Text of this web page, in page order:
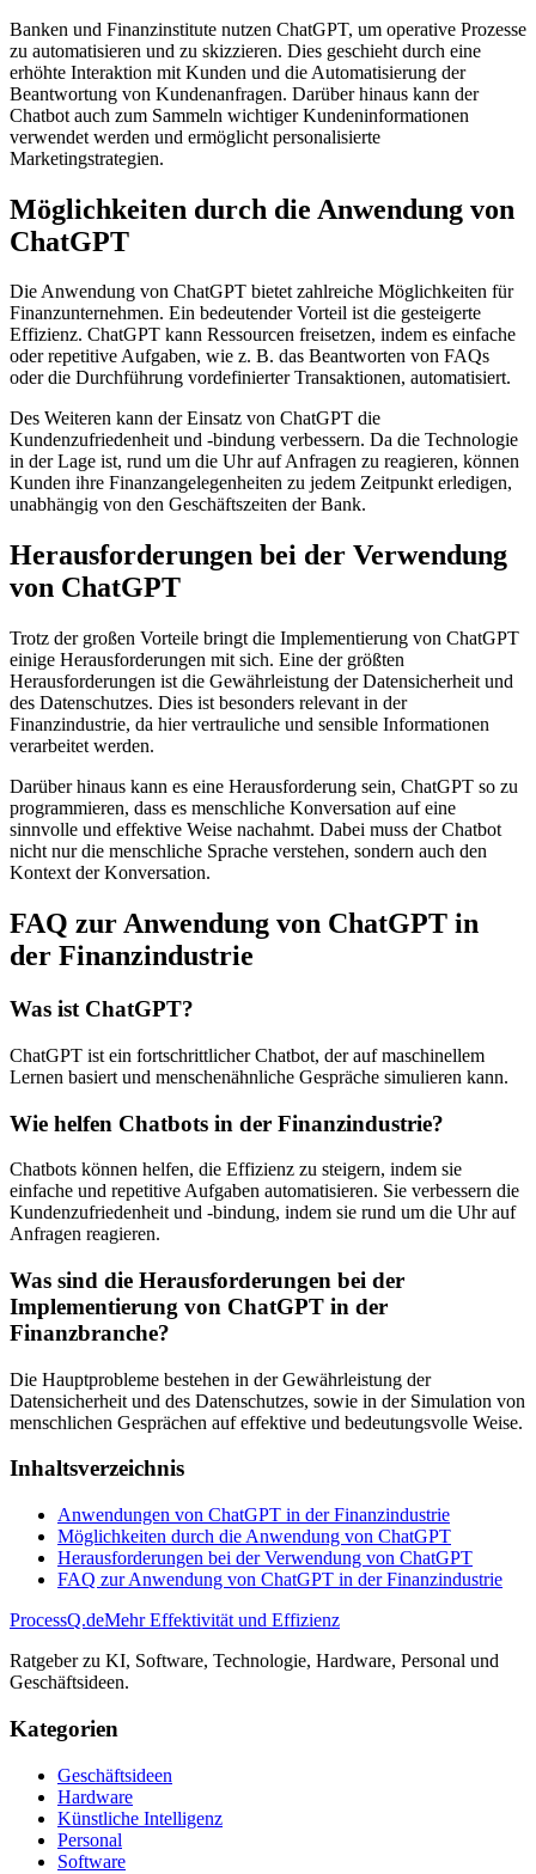
Banken und Finanzinstitute nutzen ChatGPT, um operative Prozesse
zu automatisieren und zu skizzieren. Dies geschieht durch eine
erhöhte Interaktion mit Kunden und die Automatisierung der
Beantwortung von Kundenanfragen. Darüber hinaus kann der
Chatbot auch zum Sammeln wichtiger Kundeninformationen
verwendet werden und ermöglicht personalisierte
Marketingstrategien.
Möglichkeiten durch die Anwendung von
ChatGPT
Die Anwendung von ChatGPT bietet zahlreiche Möglichkeiten für
Finanzunternehmen. Ein bedeutender Vorteil ist die gesteigerte
Effizienz. ChatGPT kann Ressourcen freisetzen, indem es einfache
oder repetitive Aufgaben, wie z. B. das Beantworten von FAQs
oder die Durchführung vordefinierter Transaktionen, automatisiert.
Des Weiteren kann der Einsatz von ChatGPT die
Kundenzufriedenheit und -bindung verbessern. Da die Technologie
in der Lage ist, rund um die Uhr auf Anfragen zu reagieren, können
Kunden ihre Finanzangelegenheiten zu jedem Zeitpunkt erledigen,
unabhängig von den Geschäftszeiten der Bank.
Herausforderungen bei der Verwendung
von ChatGPT
Trotz der großen Vorteile bringt die Implementierung von ChatGPT
einige Herausforderungen mit sich. Eine der größten
Herausforderungen ist die Gewährleistung der Datensicherheit und
des Datenschutzes. Dies ist besonders relevant in der
Finanzindustrie, da hier vertrauliche und sensible Informationen
verarbeitet werden.
Darüber hinaus kann es eine Herausforderung sein, ChatGPT so zu
programmieren, dass es menschliche Konversation auf eine
sinnvolle und effektive Weise nachahmt. Dabei muss der Chatbot
nicht nur die menschliche Sprache verstehen, sondern auch den
Kontext der Konversation.
FAQ zur Anwendung von ChatGPT in
der Finanzindustrie
Was ist ChatGPT?
ChatGPT ist ein fortschrittlicher Chatbot, der auf maschinellem
Lernen basiert und menschenähnliche Gespräche simulieren kann.
Wie helfen Chatbots in der Finanzindustrie?
Chatbots können helfen, die Effizienz zu steigern, indem sie
einfache und repetitive Aufgaben automatisieren. Sie verbessern die
Kundenzufriedenheit und -bindung, indem sie rund um die Uhr auf
Anfragen reagieren.
Was sind die Herausforderungen bei der
Implementierung von ChatGPT in der
Finanzbranche?
Die Hauptprobleme bestehen in der Gewährleistung der
Datensicherheit und des Datenschutzes, sowie in der Simulation von
menschlichen Gesprächen auf effektive und bedeutungsvolle Weise.
Inhaltsverzeichnis
Anwendungen von ChatGPT in der Finanzindustrie
Möglichkeiten durch die Anwendung von ChatGPT
Herausforderungen bei der Verwendung von ChatGPT
FAQ zur Anwendung von ChatGPT in der Finanzindustrie
ProcessQ.deMehr Effektivität und Effizienz
Ratgeber zu KI, Software, Technologie, Hardware, Personal und
Geschäftsideen.
Kategorien
Geschäftsideen
Hardware
Künstliche Intelligenz
Personal
Software